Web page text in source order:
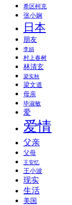
希区柯克
张小娴
日本
朋友
李娟
村上春树
林清玄
梁实秋
梁文道
母亲
毕淑敏
爱
爱情
父亲
父母
王安忆
王小波
现实
生活
美国